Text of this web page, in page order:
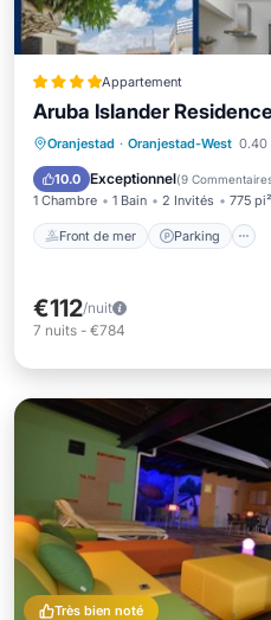
Appartement
Aruba Islander
Oranjestad · Oranjestad-West 0.40
10.0 Exceptionnel(9
1 Chambre 1 Bain 2 Invités 775 pi²
Front de mer Parking
Front de mer
Vue sur l’océan
€112/nuit
7 nuits - €784
Très bien noté